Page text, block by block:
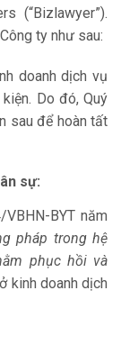
(“Bizlawyer”).
ty như sau:
doanh dịch vụ
Do đó, Quý
sau để hoàn tất
sự:
BYT năm
pháp trong hệ
phục hồi và
kinh doanh dịch